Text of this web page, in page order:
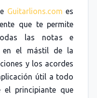
Guitarlions.com es
que te permite
las notas e
en el mástil de la
y los acordes
útil a todo
principiante que